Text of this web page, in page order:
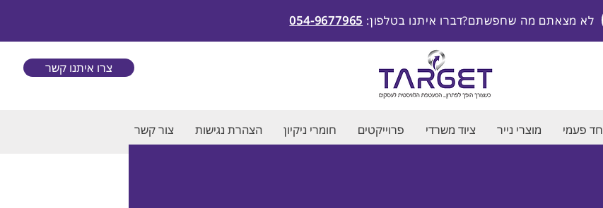
לא מצאתם מה שחפשתם?דברו איתנו בטלפון: 054-9677965
צרו איתנו קשר
חד פעמי מוצרי נייר ציוד משרדי פרוייקטים חומרי ניקיון הצהרת נגישות צור קשר